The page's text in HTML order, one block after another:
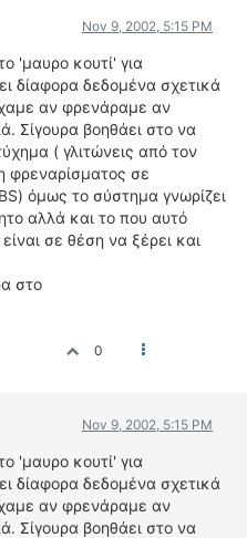
Nov 9, 2002, 5:15 PM
'μαυρο κουτί' για
δίαφορα δεδομένα σχετικά
αν φρενάραμε αν
Σίγουρα βοηθάει στο να
( γλιτώνεις από τον
φρεναρίσματος σε
όμως το σύστημα γνωρίζει
αλλά και το που αυτό
σε θέση να ξέρει και
στο
0
Nov 9, 2002, 5:15 PM
'μαυρο κουτί' για
δίαφορα δεδομένα σχετικά
αν φρενάραμε αν
Σίγουρα βοηθάει στο να